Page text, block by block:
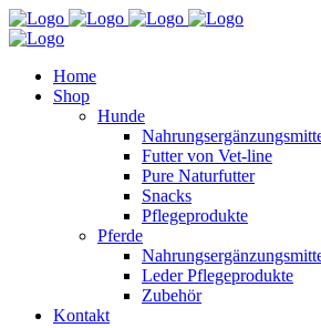
Home
Shop
Hunde
Futter von Vet-line
Pure Naturfutter
Snacks
Pflegeprodukte
Pferde
Leder Pflegeprodukte
Zubehör
Kontakt